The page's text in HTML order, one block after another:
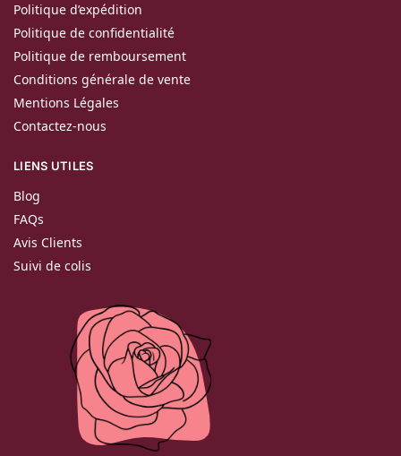
Politique d’expédition
Politique de confidentialité
Politique de remboursement
Conditions générale de vente
Mentions Légales
Contactez-nous
LIENS UTILES
Blog
FAQs
Avis Clients
Suivi de colis